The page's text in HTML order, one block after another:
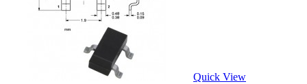
Quick View